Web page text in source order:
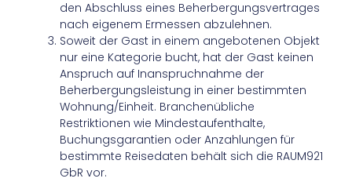
den Abschluss eines Beherbergungsvertrages
nach eigenem Ermessen abzulehnen.
Soweit der Gast in einem angebotenen Objekt
nur eine Kategorie bucht, hat der Gast keinen
Anspruch auf Inanspruchnahme der
Beherbergungsleistung in einer bestimmten
Wohnung/Einheit. Branchenübliche
Restriktionen wie Mindestaufenthalte,
Buchungsgarantien oder Anzahlungen für
bestimmte Reisedaten behält sich die RAUM921
GbR vor.